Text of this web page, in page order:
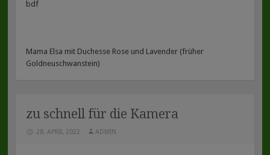
bdf
Mama Elsa mit Duchesse Rose und Lavender (früher
Goldneuschwanstein)
zu schnell für die Kamera
28. APRIL 2022 ADMIN